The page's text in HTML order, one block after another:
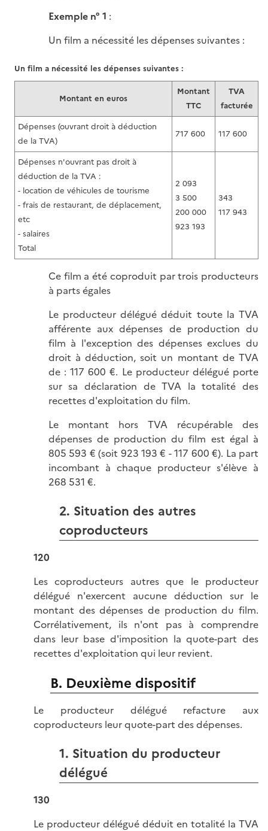
Exemple n° 1 :
Un film a nécessité les dépenses suivantes :
Montant en euros
Montant
TTC
TVA
facturée
Dépenses (ouvrant droit à déduction
de la TVA)
717 600 117 600
Dépenses n'ouvrant pas droit à
déduction de la TVA :
- location de véhicules de tourisme
- frais de restaurant, de déplacement,
etc
- salaires
Total
2 093
3 500
200 000
923 193
343
117 943
Un film a nécessité les dépenses suivantes :
Ce film a été coproduit par trois producteurs
à parts égales
Le producteur délégué déduit toute la TVA
afférente aux dépenses de production du
film à l'exception des dépenses exclues du
droit à déduction, soit un montant de TVA
de : 117 600 €. Le producteur délégué porte
sur sa déclaration de TVA la totalité des
recettes d'exploitation du film.
Le montant hors TVA récupérable des
dépenses de production du film est égal à
805 593 € (soit 923 193 € - 117 600 €). La part
incombant à chaque producteur s'élève à
268 531 €.
2. Situation des autres
coproducteurs
120
Les coproducteurs autres que le producteur
délégué n'exercent aucune déduction sur le
montant des dépenses de production du film.
Corrélativement, ils n'ont pas à comprendre
dans leur base d'imposition la quote-part des
recettes d'exploitation qui leur revient.
B. Deuxième dispositif
Le producteur délégué refacture aux
coproducteurs leur quote-part des dépenses.
1. Situation du producteur
délégué
130
Le producteur délégué déduit en totalité la TVA